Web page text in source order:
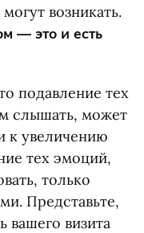
возникать.
— это и есть
подавление тех
слышать, может
к увеличению
тех эмоций,
только
Представьте,
вашего визита